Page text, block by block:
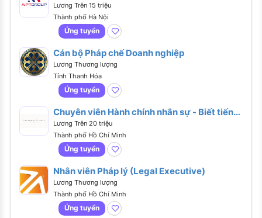
Lương Trên 15 triệu
Thành phố Hà Nội
Ứng tuyển
Cán bộ Pháp chế Doanh nghiệp
Lương Thương lượng
Tỉnh Thanh Hóa
Ứng tuyển
Chuyên viên Hành chính nhân sự - Biết tiếng
Anh hoặc tiếng Trung
Lương Trên 20 triệu
Thành phố Hồ Chí Minh
Ứng tuyển
Nhân viên Pháp lý (Legal Executive)
Lương Thương lượng
Thành phố Hồ Chí Minh
Ứng tuyển